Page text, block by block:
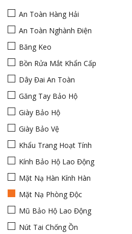
An Toàn Hàng Hải
An Toàn Nghành Điện
Băng Keo
Bồn Rửa Mắt Khẩn Cấp
Dây Đai An Toàn
Găng Tay Bảo Hộ
Giày Bảo Hộ
Giày Bảo Vệ
Khẩu Trang Hoạt Tính
Kính Bảo Hộ Lao Động
Mặt Nạ Hàn Kính Hàn
Mặt Nạ Phòng Độc
Mũ Bảo Hộ Lao Động
Nút Tai Chống Ồn